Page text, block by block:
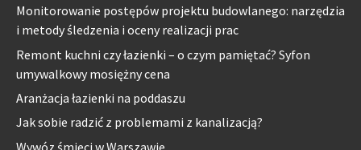
Monitorowanie postępów projektu budowlanego: narzędzia
i metody śledzenia i oceny realizacji prac
Remont kuchni czy łazienki – o czym pamiętać? Syfon
umywalkowy mosiężny cena
Aranżacja łazienki na poddaszu
Jak sobie radzić z problemami z kanalizacją?
Wywóz śmieci w Warszawie